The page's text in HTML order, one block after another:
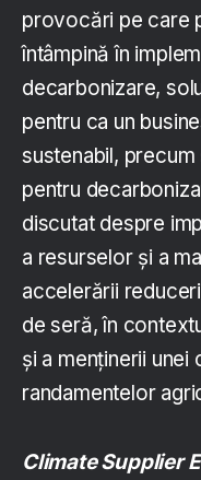
provocări pe care
întâmpină în
decarbonizare,
pentru ca un
sustenabil,
pentru
discutat despre
a resurselor și a
accelerării
de seră, în
și a menținerii unei
randamentelor
Climate Supplier